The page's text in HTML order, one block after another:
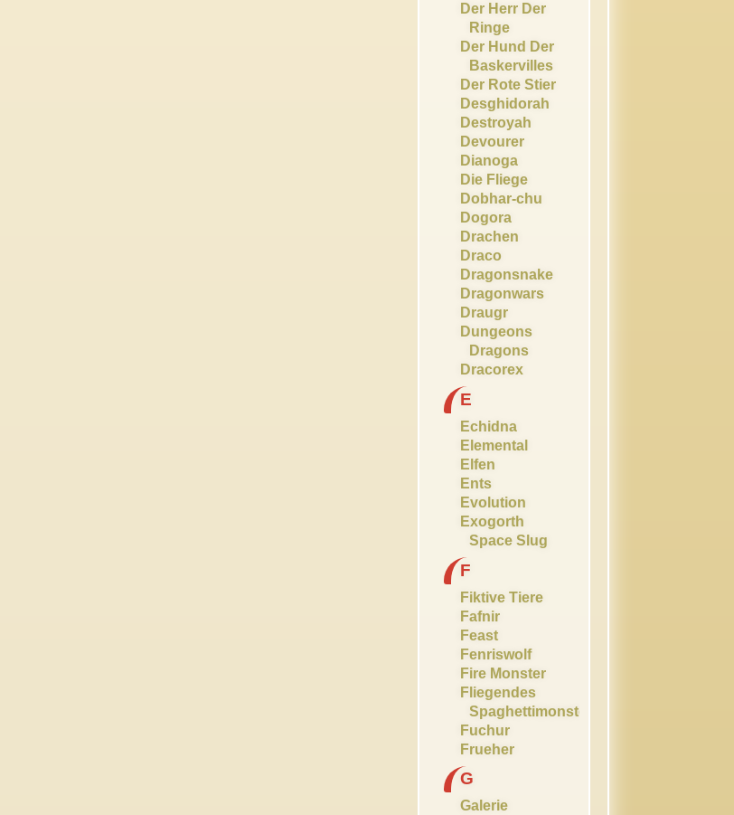
Der Herr Der
Ringe
Der Hund Der
Baskervilles
Der Rote Stier
Desghidorah
Destroyah
Devourer
Dianoga
Die Fliege
Dobhar-chu
Dogora
Drachen
Draco
Dragonsnake
Dragonwars
Draugr
Dungeons
Dragons
Dracorex
E
Echidna
Elemental
Elfen
Ents
Evolution
Exogorth
Space Slug
F
Fiktive Tiere
Fafnir
Feast
Fenriswolf
Fire Monster
Fliegendes
Spaghettimonster
Fuchur
Frueher
G
Galerie